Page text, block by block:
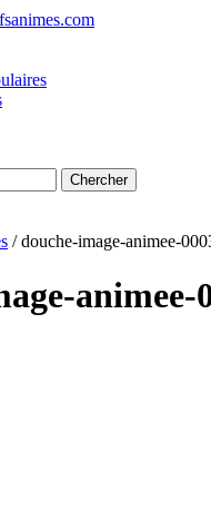
Chercher
/ douche-image-animee-
animee-